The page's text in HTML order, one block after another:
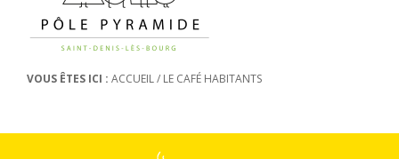
VOUS ÊTES ICI : ACCUEIL/ LE CAFÉ HABITANTS